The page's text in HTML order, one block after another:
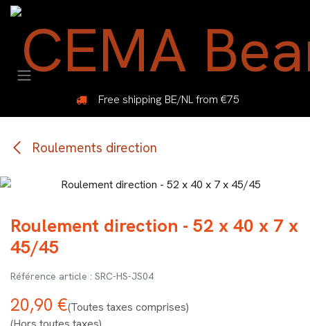
Se rendre au contenu
Free shipping BE/NL from €75
Roulements direction
Roulement direction - 52 x 40 x 7 x
45/45
SRC-HS-JS04
20,90 €(Toutes taxes comprises)